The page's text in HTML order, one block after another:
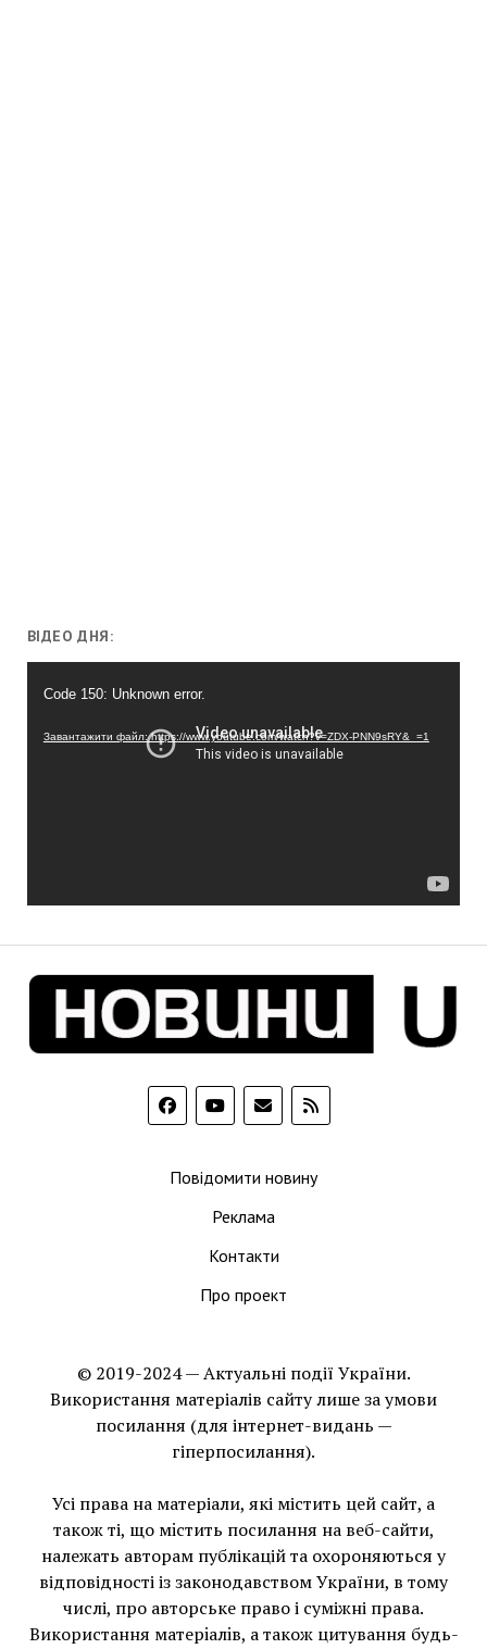
ВІДЕО ДНЯ:
Code 150: Unknown error.
Завантажити файл: https://www.youtube.com/watch?v=ZDX-PNN9sRY&_=1
Повідомити новину
Реклама
Контакти
Про проект
© 2019-2024 — Актуальні події України.
Використання матеріалів сайту лише за умови
посилання (для інтернет-видань —
гіперпосилання).
Усі права на матеріали, які містить цей сайт, а
також ті, що мiстить посилання на веб-сайти,
належать авторам публікацій та охороняються у
відповідності із законодавством України, в тому
числі, про авторське право і суміжні права.
Використання матерiалiв, а також цитування будь-